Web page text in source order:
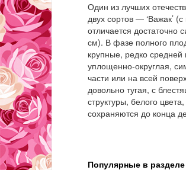
Один из лучших
двух сортов — ‘Важак’
отличается достаточно
см). В фазе полного
крупные, редко
уплощенно-округлая,
части или на всей
довольно тугая, с
структуры, белого
сохраняются до конца
Популярные в разделе